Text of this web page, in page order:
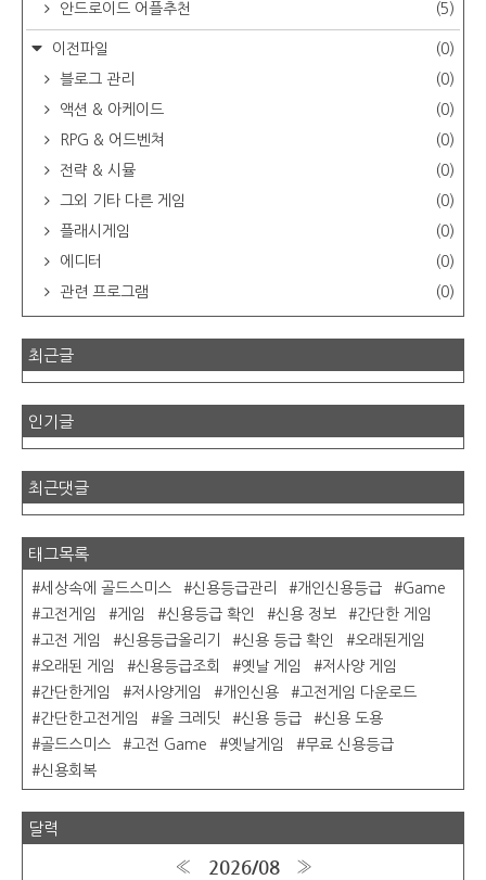
안드로이드 어플추천
(5)
이전파일
(0)
블로그 관리
(0)
액션 & 아케이드
(0)
RPG & 어드벤쳐
(0)
전략 & 시뮬
(0)
그외 기타 다른 게임
(0)
플래시게임
(0)
에디터
(0)
관련 프로그램
(0)
최근글
인기글
최근댓글
태그목록
세상속에 골드스미스 신용등급관리 개인신용등급
Game
고전게임
게임 신용등급 확인 신용 정보
간단한 게임
고전 게임
신용등급올리기 신용 등급 확인
오래된게임
오래된 게임
신용등급조회 옛날 게임
저사양 게임
간단한게임
저사양게임 개인신용
고전게임 다운로드
간단한고전게임
올 크레딧 신용 등급
신용 도용
골드스미스
고전 Game 옛날게임
무료 신용등급
신용회복
달력
« 2026/08 »